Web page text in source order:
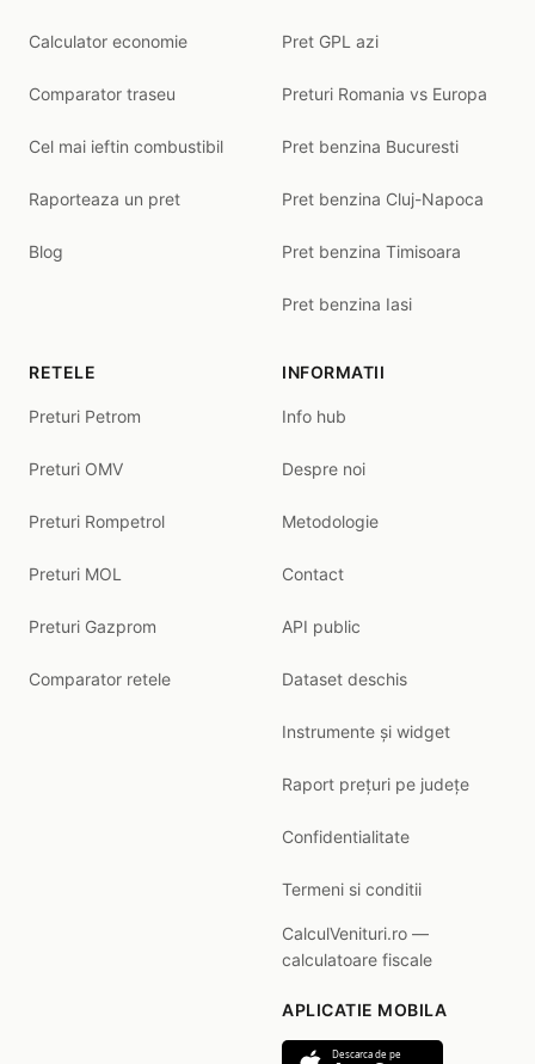
Calculator economie
Comparator traseu
Cel mai ieftin combustibil
Raporteaza un pret
Blog
Pret GPL azi
Preturi Romania vs Europa
Pret benzina Bucuresti
Pret benzina Cluj-Napoca
Pret benzina Timisoara
Pret benzina Iasi
RETELE
Preturi Petrom
Preturi OMV
Preturi Rompetrol
Preturi MOL
Preturi Gazprom
Comparator retele
INFORMATII
Info hub
Despre noi
Metodologie
Contact
API public
Dataset deschis
Instrumente și widget
Raport prețuri pe județe
Confidentialitate
Termeni si conditii
CalculVenituri.ro —
calculatoare fiscale
APLICATIE MOBILA
Descarca de pe